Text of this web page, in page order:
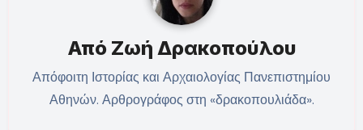
Από Ζωή Δρακοπούλου
Απόφοιτη Ιστορίας και Αρχαιολογίας Πανεπιστημίου
Αθηνών. Αρθρογράφος στη «δρακοπουλιάδα».